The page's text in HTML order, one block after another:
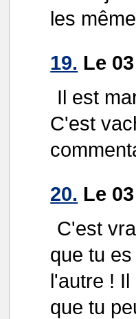
les
19. Le
Il est
C'est
20. Le
C'est
que tu
l'autre !
que tu